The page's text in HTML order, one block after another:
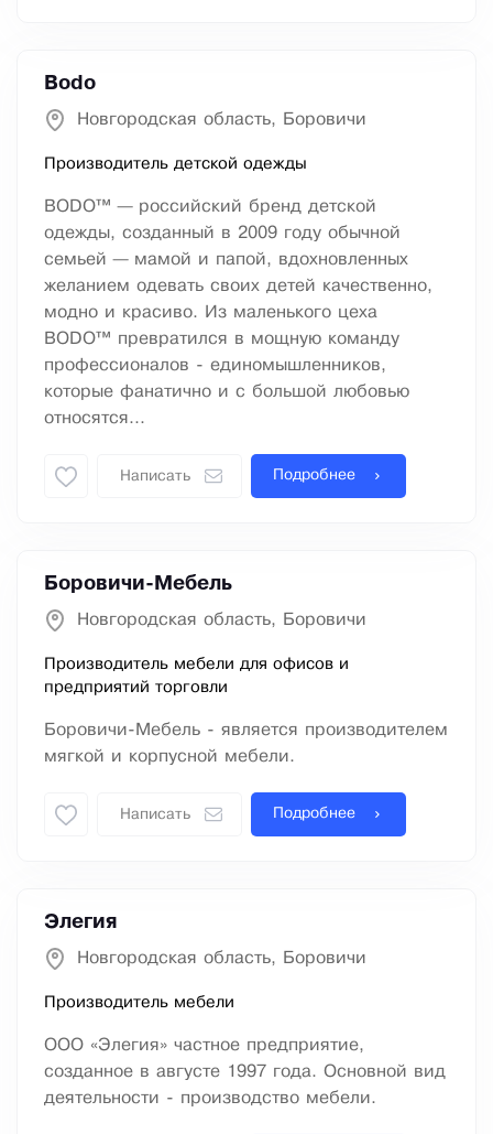
Bodo
Новгородская область, Боровичи
Производитель детской одежды
BODO™ — российский бренд детской
одежды, созданный в 2009 году обычной
семьей — мамой и папой, вдохновленных
желанием одевать своих детей качественно,
модно и красиво. Из маленького цеха
BODO™ превратился в мощную команду
профессионалов - единомышленников,
которые фанатично и с большой любовью
относятся...
Написать Подробнее
Боровичи-Мебель
Новгородская область, Боровичи
Производитель мебели для офисов и
предприятий торговли
Боровичи-Мебель - является производителем
мягкой и корпусной мебели.
Написать Подробнее
Элегия
Новгородская область, Боровичи
Производитель мебели
ООО «Элегия» частное предприятие,
созданное в августе 1997 года. Основной вид
деятельности - производство мебели.